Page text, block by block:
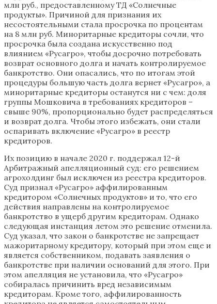
млн руб., предоставленному ТД «Солнечные
продукты». Причиной для признания их
несостоятельными стала просрочка по процентам
на 8 млн руб. Миноритарные кредиторы сочли, что
просрочка была создана искусственно под
влиянием «Русагро», чтобы досрочно потребовать
возврат основного долга и начать контролируемое
банкротство. Они опасались, что по итогам этой
процедуры большую часть долга вернет «Русагро», а
миноритарные кредиторы останутся ни с чем: доля
группы Мошковича в требованиях кредиторов –
свыше 90%, пропорционально будет распределяться
и возврат долга. Чтобы этого избежать, они стали
оспаривать включение «Русагро» в реестр
кредиторов.
Их позицию в начале 2020 г. поддержал 12-й
Арбитражный апелляционный суд: его решением
агрохолдинг был исключен из реестра кредиторов.
Суд признал «Русагро» аффилированным
кредитором «Солнечных продуктов» и то, что его
действия направлены на контролируемое
банкротство в ущерб другим кредиторам. Однако
следующая инстанция летом это решение отменила.
Суд указал, что закон о банкротстве не запрещает
мажоритарному кредитору, который при этом еще и
является собственником, подавать заявления о
банкротстве при наличии оснований для этого. При
этом апелляция не установила, что «Русагро»
собиралась причинить вред независимым
кредиторам. Кроме того, аффилированность